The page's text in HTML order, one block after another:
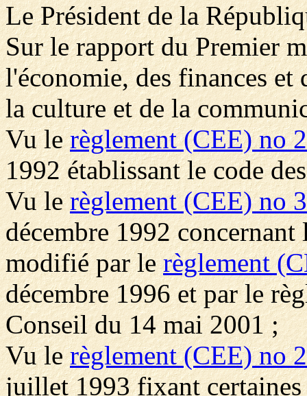
Le Président de la
Sur le rapport du Premier
l'économie, des finances
la culture et de la
Vu lerèglement (CEE) no
1992 établissant le code
Vu lerèglement (CEE) no
décembre 1992
modifié par lerèglement
décembre 1996 et par le
Conseil du 14 mai 2001 ;
Vu lerèglement (CEE) no
juillet 1993 fixant